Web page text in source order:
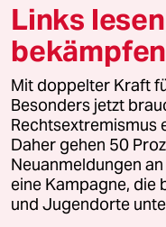
© 2026 taz Verlags
Alle Rechte vorbehalten. Bei
wenden Sie sich bitte an
Feedback
Leitlinie Informant
Links
bekämpfen
Mit doppelter Kraft
Besonders jetzt
Rechtsextremismus
Daher gehen 50
Neuanmeldungen
eine Kampagne, die
und Jugendorte